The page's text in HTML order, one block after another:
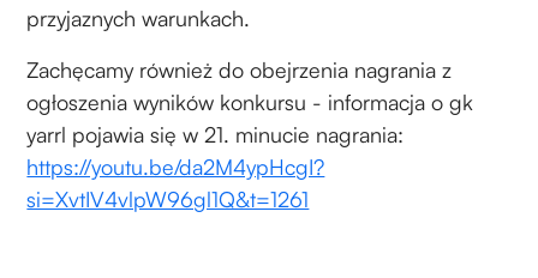
przyjaznych warunkach.
Zachęcamy również do obejrzenia nagrania z
ogłoszenia wyników konkursu - informacja o gk
yarrl pojawia się w 21. minucie nagrania:
https://youtu.be/da2M4ypHcgI?
si=XvtIV4vlpW96gl1Q&t=1261